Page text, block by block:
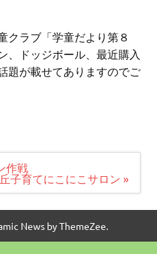
クラブ「学童だより第８
、ドッジボール、最近購入
題が載せてありますのでご
作戦
子育てにこにこサロン »
News by ThemeZee.